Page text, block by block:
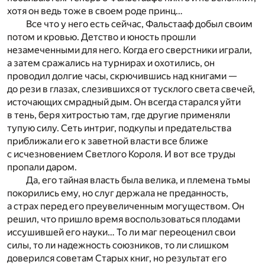
хотя он ведь тоже в своем роде принц…
Все что у него есть сейчас, Фальстааф добыл своим
потом и кровью. Детство и юность прошли
незамеченными для него. Когда его сверстники играли,
а затем сражались на турнирах и охотились, он
проводил долгие часы, скрючившись над книгами —
до рези в глазах, слезившихся от тусклого света свечей,
источающих смрадный дым. Он всегда старался уйти
в тень, беря хитростью там, где другие применяли
тупую силу. Сеть интриг, подкупы и предательства
приближали его к заветной власти все ближе
с исчезновением Светлого Короля. И вот все труды
пропали даром.
Да, его тайная власть была велика, и племена тьмы
покорились ему, но слуг держала не преданность,
а страх перед его преувеличенным могуществом. Он
решил, что пришло время воспользоваться плодами
иссушившей его науки… То ли маг переоценил свои
силы, то ли надежность союзников, то ли слишком
доверился советам Старых книг, но результат его